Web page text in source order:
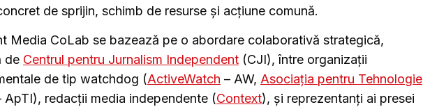
de sprijin, schimb de resurse și acțiune comună.
Media CoLab se bazează pe o abordare colaborativă strategică,
de Centrul pentru Jurnalism Independent (CJI), între organizații
de tip watchdog (ActiveWatch – AW, Asociația pentru Tehnologie
ApTI), redacții media independente (Context), și reprezentanți ai presei